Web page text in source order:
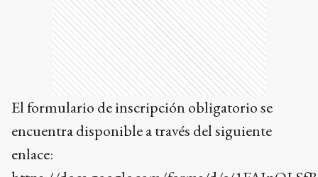
El formulario de inscripción obligatorio se
encuentra disponible a través del siguiente
enlace: